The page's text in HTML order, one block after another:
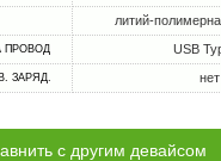
литий-
ПРОВОД USB
ЗАРЯД. нет
с другим девайсом